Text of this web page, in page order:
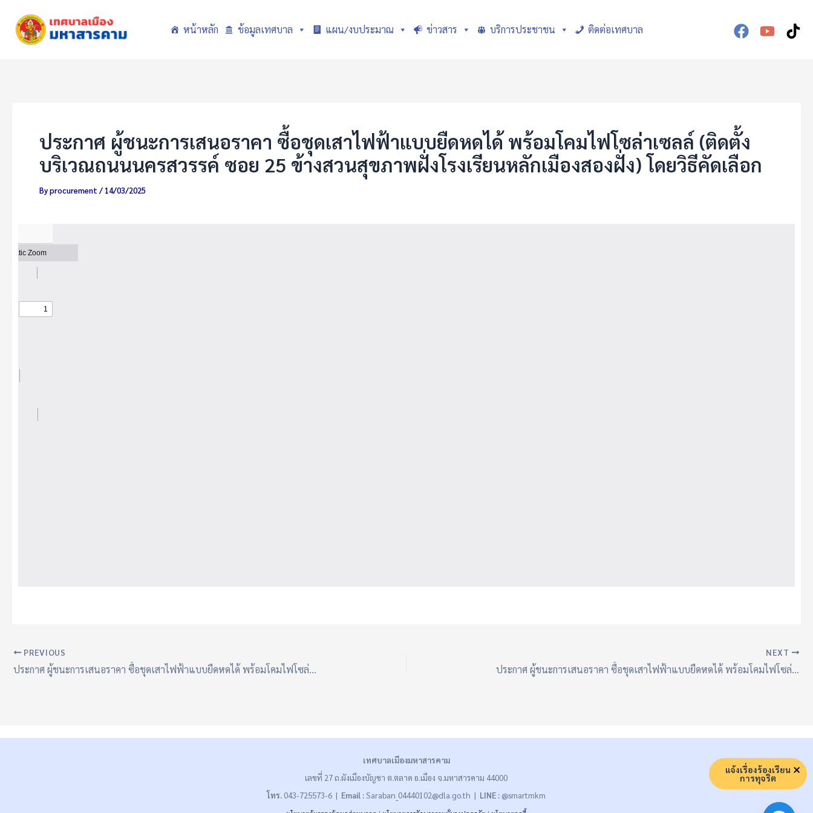
content
หน้าหลัก ข้อมูลเทศบาล แผน/งบประมาณ ข่าวสาร บริการประชาชน ติดต่อเทศบาล
ประกาศ ผู้ชนะการเสนอราคา ซื้อชุดเสาไฟฟ้าแบบยืดหดได้ พร้อมโคมไฟโซล่าเซลล์ (ติดตั้ง
บริเวณถนนนครสวรรค์ ซอย 25 ข้างสวนสุขภาพฝั่งโรงเรียนหลักเมืองสองฝั่ง) โดยวิธีคัดเลือก
Byprocurement / 14/03/2025
PREVIOUS
ประกาศ ผู้ชนะการเสนอราคา ซื้อชุดเสาไฟฟ้าแบบยืดหดได้ พร้อมโคมไฟโซล่าเซลล์ (ติดตั้งบริเวณถนนนครสวรรค์ ซอย 23 อยู่ช่วงบริเวณสี่แยก Sweet Me ติดกับโรงเรียนหลักเมือง สองฝั่ง) โดยวิธีคัดเลือก
NEXT
ประกาศ ผู้ชนะการเสนอราคา ซื้อชุดเสาไฟฟ้าแบบยืดหดได้ พร้อมโคมไฟโซล่าเซลล์ (ติดตั้งบริเวณถนนนครสวรรค์ ซอย 27 ข้างสวนสุขภาพฝั่งจวนผู้ว่า สองฝั่ง) โดยวิธีคัดเลือก
เทศบาลเมืองมหาสารคาม
เลขที่ 27 ถ.ผังเมืองบัญชา ต.ตลาด อ.เมือง จ.มหาสารคาม 44000
โทร. 043-725573-6 | Email :Saraban_04440102@dla.go.th | LINE : @smartmkm
แจ้งเรื่องร้องเรียน
การทุจริต